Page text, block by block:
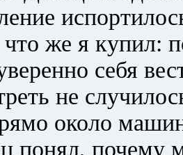
же я купил:
себя
не
около
понял, почему